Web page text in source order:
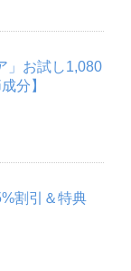
」お試し1,080
分】
割引＆特典